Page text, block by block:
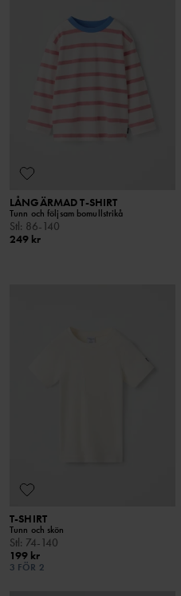
LÅNGÄRMAD T-SHIRT
Tunn och följsam bomullstrikå
Stl: 86-140
249 kr
T-SHIRT
Tunn och skön
Stl: 74-140
199 kr
3 FÖR 2